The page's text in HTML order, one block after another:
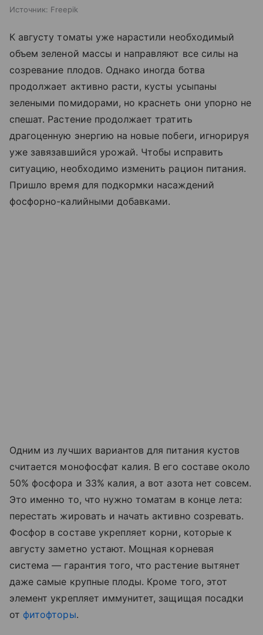
Источник: Freepik
К августу томаты уже нарастили необходимый
объем зеленой массы и направляют все силы на
созревание плодов. Однако иногда ботва
продолжает активно расти, кусты усыпаны
зелеными помидорами, но краснеть они упорно не
спешат. Растение продолжает тратить
драгоценную энергию на новые побеги, игнорируя
уже завязавшийся урожай. Чтобы исправить
ситуацию, необходимо изменить рацион питания.
Пришло время для подкормки насаждений
фосфорно-калийными добавками.
Одним из лучших вариантов для питания кустов
считается монофосфат калия. В его составе около
50% фосфора и 33% калия, а вот азота нет совсем.
Это именно то, что нужно томатам в конце лета:
перестать жировать и начать активно созревать.
Фосфор в составе укрепляет корни, которые к
августу заметно устают. Мощная корневая
система — гарантия того, что растение вытянет
даже самые крупные плоды. Кроме того, этот
элемент укрепляет иммунитет, защищая посадки
от фитофторы.